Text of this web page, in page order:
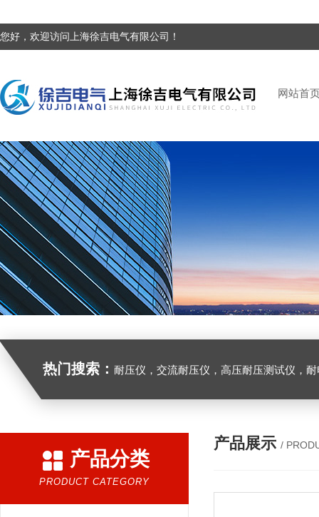
您好，欢迎访问上海徐吉电气有限公司！
网站首
热门搜索： 耐压仪，交流耐压仪，高压耐压测试仪，
产品分类
PRODUCT CATEGORY
产品展示 /